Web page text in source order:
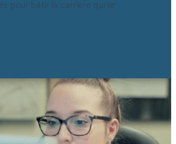
pour bâtir la carrière qui te